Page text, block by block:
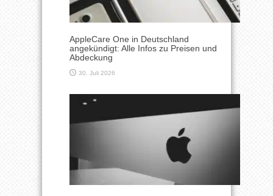
AppleCare One in Deutschland
angekündigt: Alle Infos zu Preisen und
Abdeckung
30. Juli 2026